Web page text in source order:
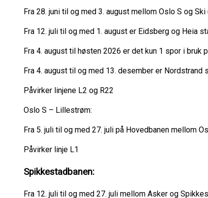
Fra 28. juni til og med 3. august mellom Oslo S og
Fra 12. juli til og med 1. august er Eidsberg og Heia
Fra 4. august til høsten 2026 er det kun 1 spor i bruk
Fra 4. august til og med 13. desember er
Påvirker linjene L2 og R22
Oslo S – Lillestrøm:
Fra 5. juli til og med 27. juli på Hovedbanen mellom
Påvirker linje L1
Spikkestadbanen:
Fra 12. juli til og med 27. juli mellom Asker og